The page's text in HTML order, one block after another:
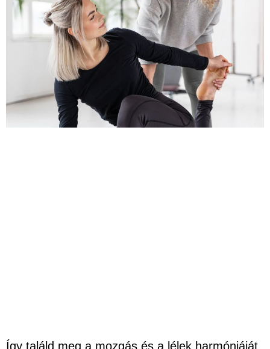
Így találd meg a mozgás és a lélek harmóniáját